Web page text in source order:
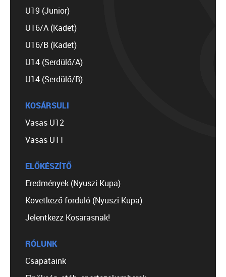
U19 (Junior)
U16/A (Kadet)
U16/B (Kadet)
U14 (Serdülő/A)
U14 (Serdülő/B)
KOSÁRSULI
Vasas U12
Vasas U11
ELŐKÉSZÍTŐ
Eredmények (Nyuszi Kupa)
Következő forduló (Nyuszi Kupa)
Jelentkezz Kosarasnak!
RÓLUNK
Csapataink